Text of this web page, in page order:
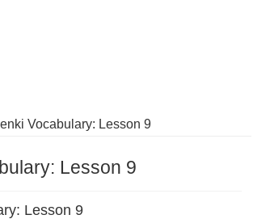
Vocabulary: Lesson 9
Lesson 9
Lesson 9